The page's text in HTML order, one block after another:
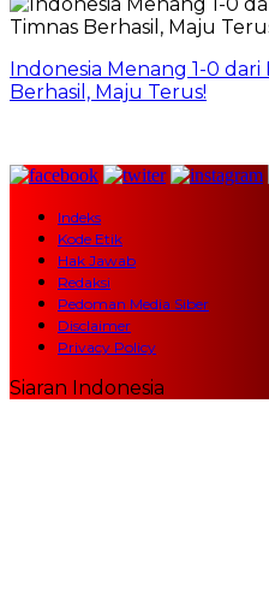
Indonesia Menang 1-0 dari
Berhasil, Maju Terus!
Indeks
Kode Etik
Hak Jawab
Redaksi
Pedoman Media Siber
Disclaimer
Privacy Policy
Siaran Indonesia